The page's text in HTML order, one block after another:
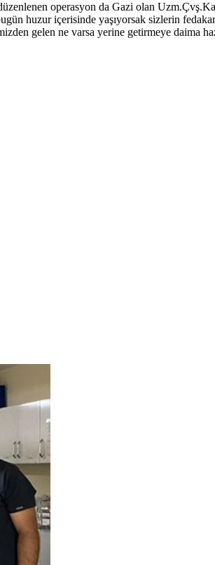
operasyon da Gazi olan
huzur içerisinde yaşıyorsak sizlerin
gelen ne varsa yerine getirmeye daima